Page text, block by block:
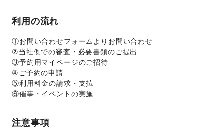
利用の流れ
①お問い合わせフォームよりお問い合わせ
②当社側での審査・必要書類のご提出
③予約用マイページのご招待
④ご予約の申請
⑤利用料金の請求・支払
⑥催事・イベントの実施
注意事項